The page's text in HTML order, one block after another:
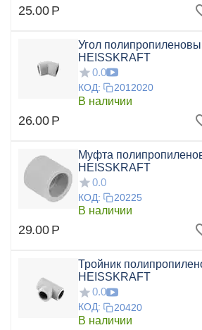
25.00 Р
Угол
HEISSKRAFT
0.0
КОД: 2012020
В наличии
26.00 Р
Муфта
HEISSKRAFT
0.0
КОД: 20225
В наличии
29.00 Р
Тройник
HEISSKRAFT
0.0
КОД: 20420
В наличии